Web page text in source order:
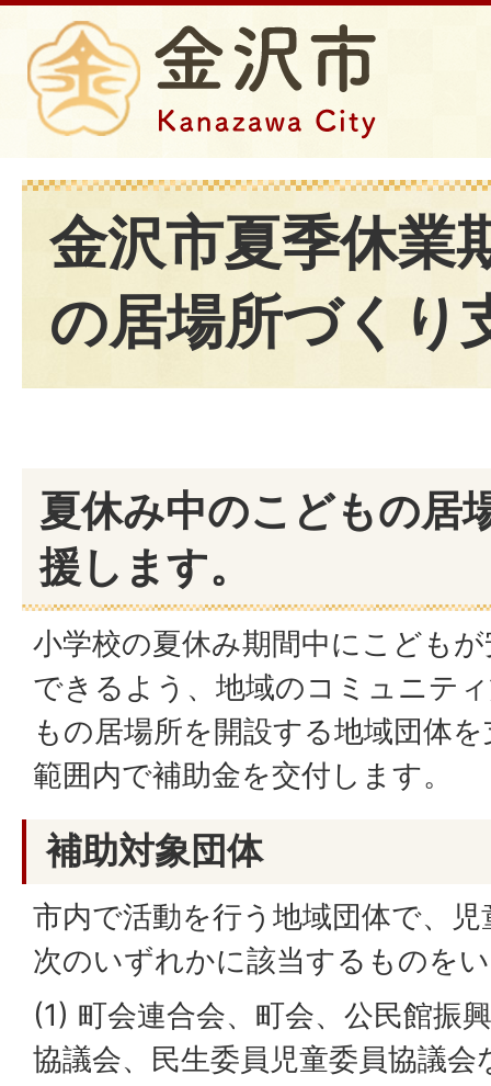
金沢市夏季休業
の居場所づくり
夏休み中のこどもの居
援します。
小学校の夏休み期間中にこども
できるよう、地域のコミュニテ
もの居場所を開設する地域団体
範囲内で補助金を交付します。
補助対象団体
市内で活動を行う地域団体で、
次のいずれかに該当するものを
(1) 町会連合会、町会、公民館振
協議会、民生委員児童委員協議会